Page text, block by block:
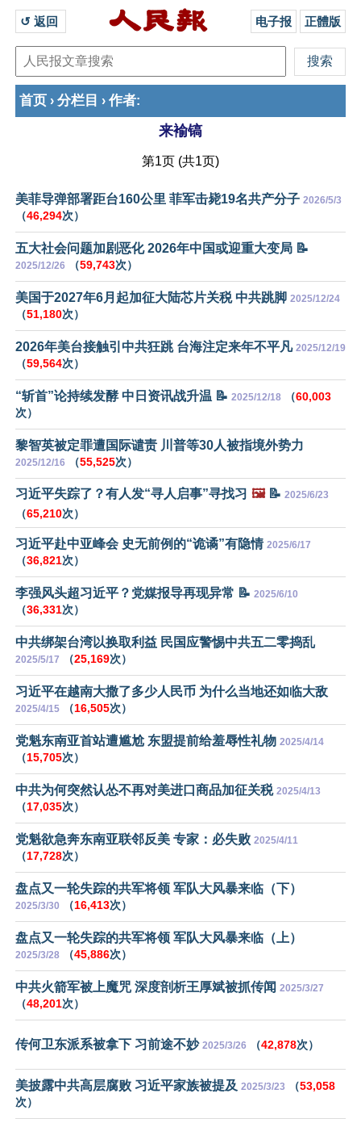
↺ 返回 电子报 正體版
首页 › 分栏目 › 作者:
来褕镐
第1页 (共1页)
美菲导弹部署距台160公里 菲军击毙19名共产分子 2026/5/3
（46,294次）
五大社会问题加剧恶化 2026年中国或迎重大变局 📝
2025/12/26 （59,743次）
美国于2027年6月起加征大陆芯片关税 中共跳脚 2025/12/24
（51,180次）
2026年美台接触引中共狂跳 台海注定来年不平凡 2025/12/19
（59,564次）
“斩首”论持续发酵 中日资讯战升温 📝 2025/12/18 （60,003
次）
黎智英被定罪遭国际谴责 川普等30人被指境外势力
2025/12/16 （55,525次）
习近平失踪了？有人发“寻人启事”寻找习 🖼️📝 2025/6/23
（65,210次）
习近平赴中亚峰会 史无前例的“诡谲”有隐情 2025/6/17
（36,821次）
李强风头超习近平？党媒报导再现异常 📝 2025/6/10
（36,331次）
中共绑架台湾以换取利益 民国应警惕中共五二零捣乱
2025/5/17 （25,169次）
习近平在越南大撒了多少人民币 为什么当地还如临大敌
2025/4/15 （16,505次）
党魁东南亚首站遭尴尬 东盟提前给羞辱性礼物 2025/4/14
（15,705次）
中共为何突然认怂不再对美进口商品加征关税 2025/4/13
（17,035次）
党魁欲急奔东南亚联邻反美 专家：必失败 2025/4/11
（17,728次）
盘点又一轮失踪的共军将领 军队大风暴来临（下）
2025/3/30 （16,413次）
盘点又一轮失踪的共军将领 军队大风暴来临（上）
2025/3/28 （45,886次）
中共火箭军被上魔咒 深度剖析王厚斌被抓传闻 2025/3/27
（48,201次）
传何卫东派系被拿下 习前途不妙 2025/3/26 （42,878次）
美披露中共高层腐败 习近平家族被提及 2025/3/23 （53,058
次）